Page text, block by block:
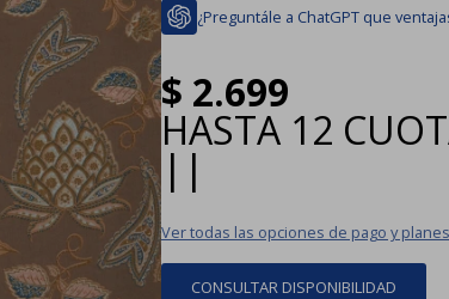
¿Preguntále a ChatGPT que
$ 2.699
HASTA 12
| |
Ver todas las opciones de pago y
CONSULTAR DISPONIBILIDAD